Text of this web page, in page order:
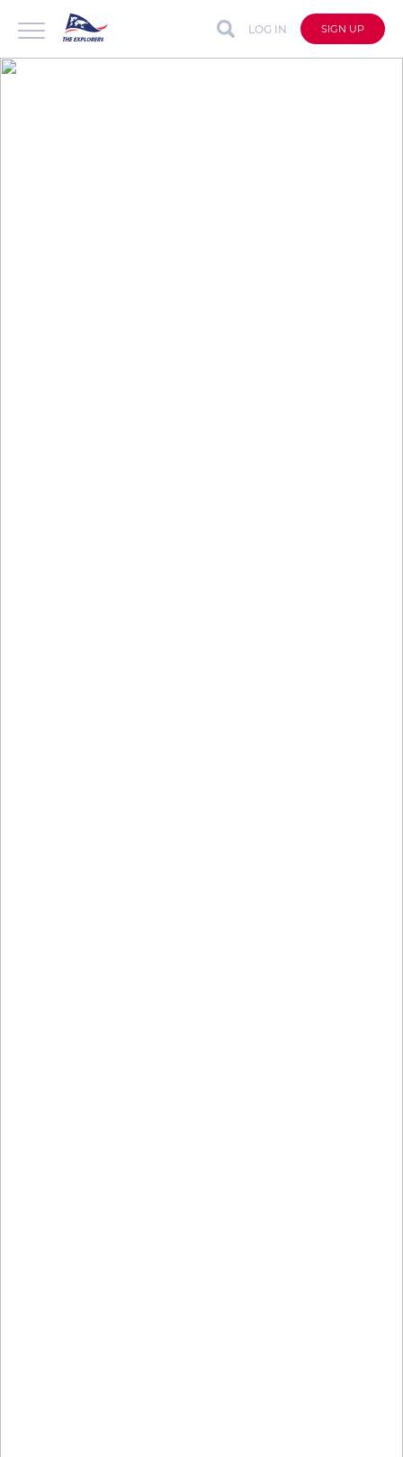
LOG IN SIGN UP